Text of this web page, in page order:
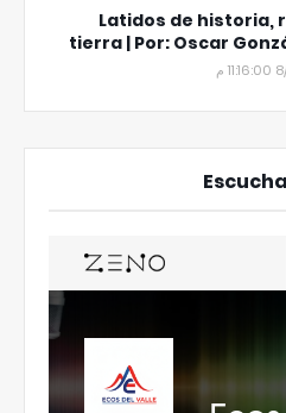
Latidos de historia,
tierra | Por: Oscar
م